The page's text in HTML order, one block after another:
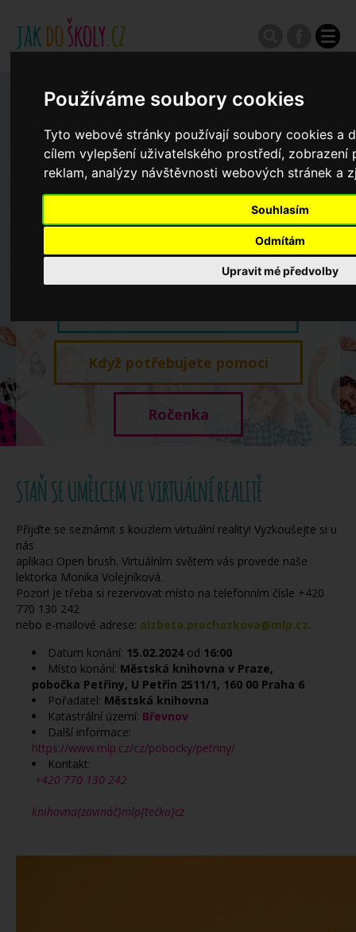
Používáme soubory cookies
Tyto webové stránky používají soubory cookies a
cílem vylepšení uživatelského prostředí, zobrazení
reklam, analýzy návštěvnosti webových stránek a
Souhlasím
Odmítám
Upravit mé předvolby
Zápisy do ZŠ 2026/27
Výroční zprávy
Koncepce školství
Když potřebujete pomoci
Ročenka
STAŇ SE UMĚLCEM VE VIRTUÁLNÍ REALITĚ
Přijďte se seznámit s kouzlem virtuální reality! Vyzkoušejte si u
nás
aplikaci Open brush. Virtuálním světem vás provede naše
lektorka Monika Volejníková.
Pozor! Je třeba si rezervovat místo na telefonním čísle +420
770 130 242
nebo e-mailové adrese: alzbeta.prochazkova@mlp.cz.
Datum konání: 15.02.2024od 16:00
Místo konání: Městská knihovna v Praze,
pobočka Petřiny, U Petřin 2511/1, 160 00 Praha 6
Pořadatel: Městská knihovna
Katastrální území: Břevnov
Další informace:
https://www.mlp.cz/cz/pobocky/petriny/
Kontakt:
+420 770 130 242
knihovna{zavináč}mlp{tečka}cz